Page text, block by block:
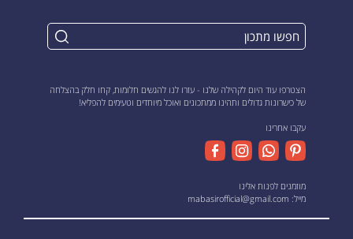
הצטרפו עוד היום לקהילה שלנו - עזרו לנו להגשים חלומות, קחו חלק בהצלחה
של כישרונות גדולים ותהינו ממתכונים ואוכל מיוחדים וטעימים להפליא!
עקבו אחרינו
מוזמנים לפנות אלינו
מייל: mabasirofficial@gmail.com